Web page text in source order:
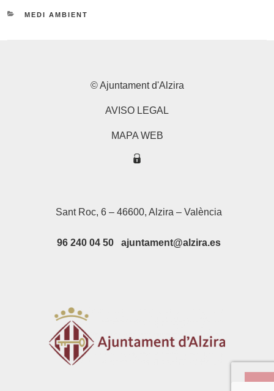
CATEGORIES
MEDI AMBIENT
© Ajuntament d'Alzira
AVISO LEGAL
MAPA WEB
Sant Roc, 6 – 46600, Alzira – València
96 240 04 50 ajuntament@alzira.es